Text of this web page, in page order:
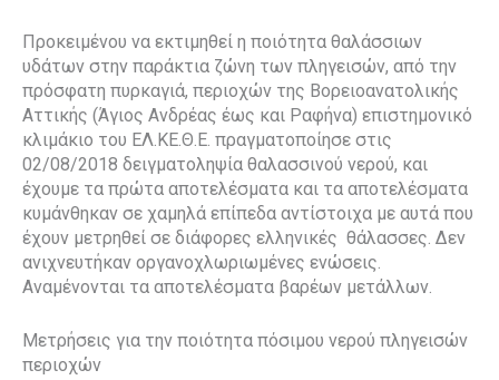
Προκειμένου να εκτιμηθεί η ποιότητα θαλάσσιων
υδάτων στην παράκτια ζώνη των πληγεισών, από την
πρόσφατη πυρκαγιά, περιοχών της Βορειοανατολικής
Αττικής (Άγιος Ανδρέας έως και Ραφήνα) επιστημονικό
κλιμάκιο του ΕΛ.ΚΕ.Θ.Ε. πραγματοποίησε στις
02/08/2018 δειγματοληψία θαλασσινού νερού, και
έχουμε τα πρώτα αποτελέσματα και τα αποτελέσματα
κυμάνθηκαν σε χαμηλά επίπεδα αντίστοιχα με αυτά που
έχουν μετρηθεί σε διάφορες ελληνικές θάλασσες. Δεν
ανιχνευτήκαν οργανοχλωριωμένες ενώσεις.
Αναμένονται τα αποτελέσματα βαρέων μετάλλων.
Μετρήσεις για την ποιότητα πόσιμου νερού πληγεισών
περιοχών